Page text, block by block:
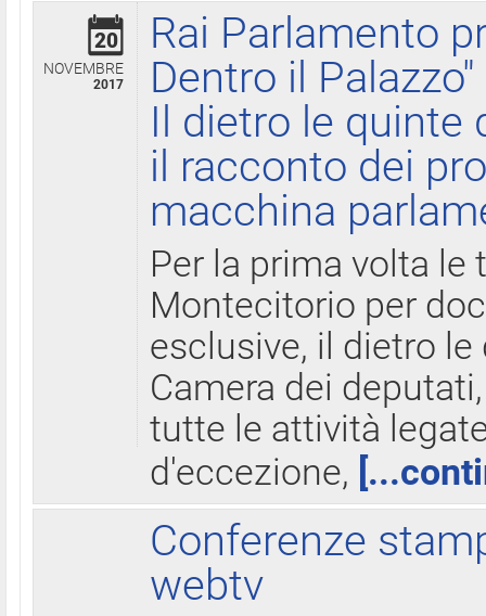
20
NOVEMBRE
2017
Rai Parlamento
Dentro il Palazzo"
Il dietro le quinte
il racconto dei
macchina
Per la prima volta le
Montecitorio per
esclusive, il dietro
Camera dei
tutte le attività
d'eccezione,
Conferenze
webtv